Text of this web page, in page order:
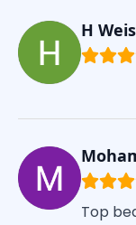
H Weis
Top